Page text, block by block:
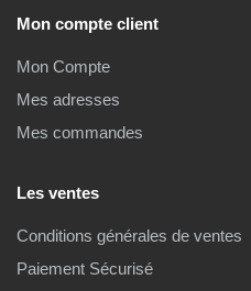
Mon compte client
Mon Compte
Mes adresses
Mes commandes
Les ventes
Conditions générales de ventes
Paiement Sécurisé